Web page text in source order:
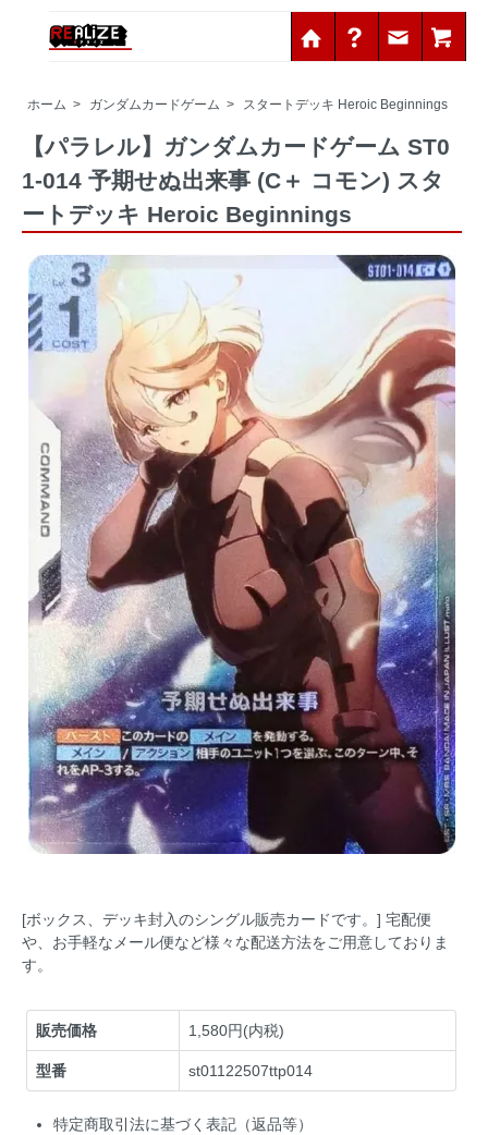
ホーム > ガンダムカードゲーム > スタートデッキ Heroic Beginnings
【パラレル】ガンダムカードゲーム ST0
1-014 予期せぬ出来事 (C＋ コモン) スタ
ートデッキ Heroic Beginnings
[ボックス、デッキ封入のシングル販売カードです。] 宅配便
や、お手軽なメール便など様々な配送方法をご用意しておりま
す。
販売価格 1,580円(内税)
型番 st01122507ttp014
特定商取引法に基づく表記（返品等）